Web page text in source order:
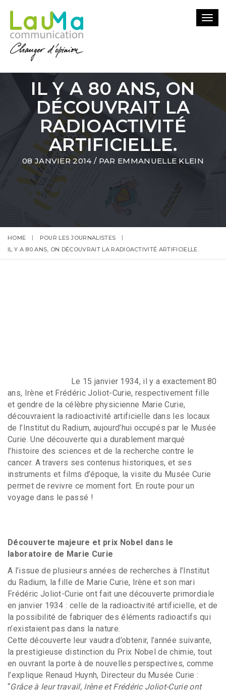
IL Y A 80 ANS, ON
DÉCOUVRAIT LA
RADIOACTIVITÉ
ARTIFICIELLE.
08 JANVIER 2014/ PAR EMMANUELLE KLEIN
HOME
POUR LES JOURNALISTES
IL Y A 80 ANS, ON DÉCOUVRAIT LA RADIOACTIVITÉ ARTIFICIELLE.
Le 15 janvier 1934, il y a exactement 80
ans, Irène et Frédéric Joliot-Curie, respectivement fille
et gendre de la célèbre physicienne Marie Curie,
découvraient la radioactivité artificielle dans les locaux
de l’Institut du Radium, aujourd’hui occupés par le Musée
Curie. Une découverte qui a durablement marqué
l’histoire des sciences et de la recherche contre le
cancer. A travers ses contenus historiques, et ses
instruments et films d’époque, la visite du Musée Curie
permet de revivre ce moment fort. En route pour un
voyage dans le passé !
Découverte majeure et prix Nobel dans le
laboratoire de Marie Curie
A l’issue de plusieurs années de recherches à l’Institut
du Radium, la fille de Marie Curie, Irène et son mari
Frédéric Joliot-Curie ont fait une découverte primordiale
en janvier 1934 : celle de la radioactivité artificielle, et de
la possibilité de fabriquer des éléments radioactifs qui
n’existaient pas dans la nature.
Cette découverte leur vaudra d’obtenir, l’année suivante,
la prestigieuse distinction du Prix Nobel de chimie, tout
en ouvrant la porte à de nouvelles perspectives, comme
l’explique Renaud Huynh, Directeur du Musée Curie :
“Grâce à leur travail, Irène et Frédéric Joliot-Curie ont